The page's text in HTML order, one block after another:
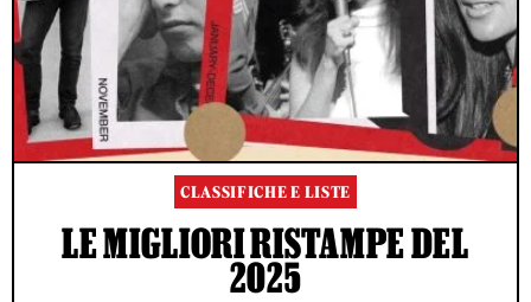
CLASSIFICHE E LISTE
LE MIGLIORI RISTAMPE DEL
2025